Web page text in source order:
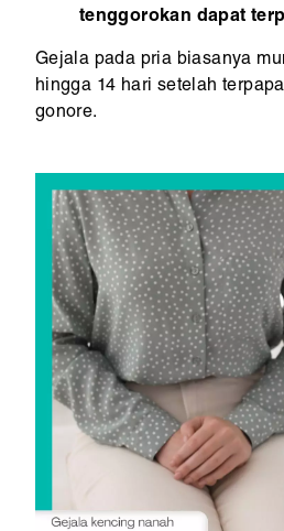
tenggorokan dapat
Gejala pada pria biasanya
hingga 14 hari setelah
gonore.